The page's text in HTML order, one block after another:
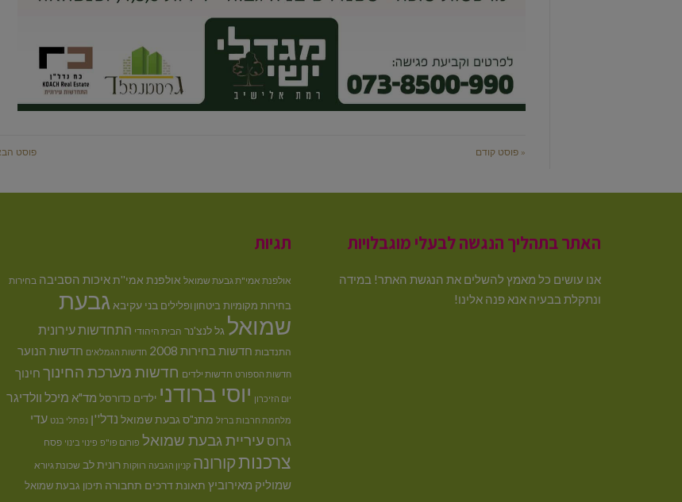
« פוסט קודם פוסט
האתר בתהליך הנגשה לבעלי מוגבלויות
אנו עושים כל מאמץ להשלים את הנגשת האתר! במידה
ונתקלת בבעיה אנא פנה אלינו!
תגיות
אולפנת אמי"ת גבעת שמואל אולפנת אמי''תאיכות הסביבה בחירות
בחירות מקומיותביטחון ופלילים בני עקיבא גבעת
שמואל גל לנצ'נר הבית היהודי התחדשות עירונית
התנדבות חדשות בחירות 2008 חדשות הגמלאים חדשות הנוער
חדשות הספורט חדשות ילדים חדשות מערכת החינוך חינוך
יום הזיכרון יוסי ברודני ילדים כדורסל מד"א מיכל וולדיגר
מלחמת חרבות ברזל מתנ"ס גבעת שמואל נדל''ן נפתלי בנט עדי
גרוס עיריית גבעת שמואל פורום פו"פ פינוי בינוי פסח
צרכנותקורונה קניון הגבעה רווקות רונית לב שכונת גיורא
שמוליק מאירוביץ תאונת דרכים תחבורה תיכון גבעת שמואל